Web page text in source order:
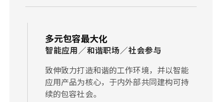
多元包容最大化
智能应用／和谐职场／社会参与
致伸致力打造和谐的工作环境，并以智能
应用产品为核心，于内外部共同建构可持
续的包容社会。